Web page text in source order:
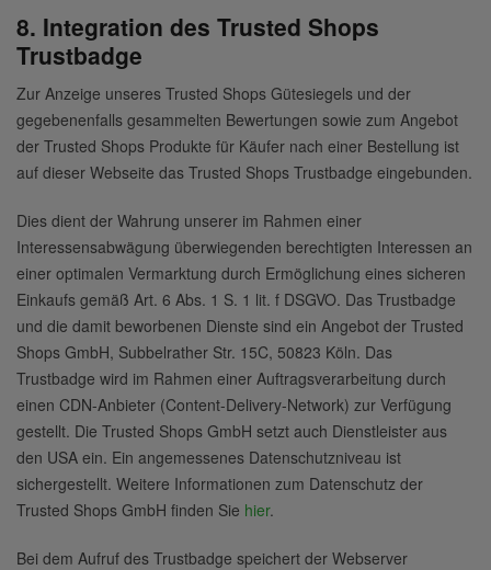
8. Integration des Trusted Shops
Trustbadge
Zur Anzeige unseres Trusted Shops Gütesiegels und der
gegebenenfalls gesammelten Bewertungen sowie zum Angebot
der Trusted Shops Produkte für Käufer nach einer Bestellung ist
auf dieser Webseite das Trusted Shops Trustbadge eingebunden.
Dies dient der Wahrung unserer im Rahmen einer
Interessensabwägung überwiegenden berechtigten Interessen an
einer optimalen Vermarktung durch Ermöglichung eines sicheren
Einkaufs gemäß Art. 6 Abs. 1 S. 1 lit. f DSGVO. Das Trustbadge
und die damit beworbenen Dienste sind ein Angebot der Trusted
Shops GmbH, Subbelrather Str. 15C, 50823 Köln. Das
Trustbadge wird im Rahmen einer Auftragsverarbeitung durch
einen CDN-Anbieter (Content-Delivery-Network) zur Verfügung
gestellt. Die Trusted Shops GmbH setzt auch Dienstleister aus
den USA ein. Ein angemessenes Datenschutzniveau ist
sichergestellt. Weitere Informationen zum Datenschutz der
Trusted Shops GmbH finden Sie hier.
Bei dem Aufruf des Trustbadge speichert der Webserver